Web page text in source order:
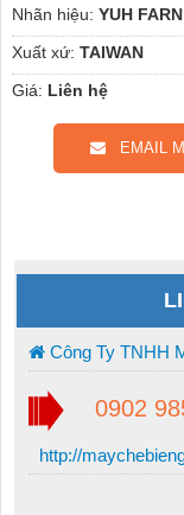
Nhãn hiệu: YUH FARN
Xuất xứ: TAIWAN
Giá: Liên hệ
EMAIL
Công Ty TNHH
0902
http://